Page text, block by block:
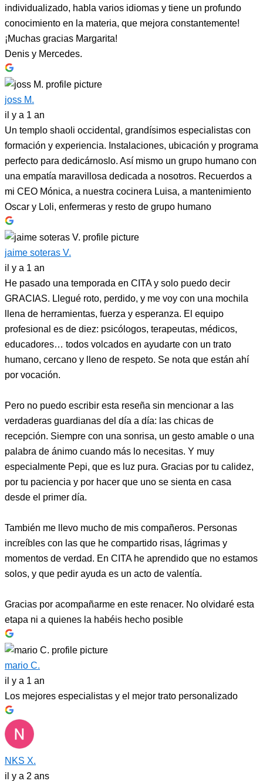
individualizado, habla varios idiomas y tiene un profundo
conocimiento en la materia, que mejora constantemente!
¡Muchas gracias Margarita!
Denis y Mercedes.
joss M.
il y a 1 an
Un templo shaoli occidental, grandísimos especialistas con
formación y experiencia. Instalaciones, ubicación y programa
perfecto para dedicárnoslo. Así mismo un grupo humano con
una empatía maravillosa dedicada a nosotros. Recuerdos a
mi CEO Mónica, a nuestra cocinera Luisa, a mantenimiento
Oscar y Loli, enfermeras y resto de grupo humano
jaime soteras V.
il y a 1 an
He pasado una temporada en CITA y solo puedo decir
GRACIAS. Llegué roto, perdido, y me voy con una mochila
llena de herramientas, fuerza y esperanza. El equipo
profesional es de diez: psicólogos, terapeutas, médicos,
educadores… todos volcados en ayudarte con un trato
humano, cercano y lleno de respeto. Se nota que están ahí
por vocación.
Pero no puedo escribir esta reseña sin mencionar a las
verdaderas guardianas del día a día: las chicas de
recepción. Siempre con una sonrisa, un gesto amable o una
palabra de ánimo cuando más lo necesitas. Y muy
especialmente Pepi, que es luz pura. Gracias por tu calidez,
por tu paciencia y por hacer que uno se sienta en casa
desde el primer día.
También me llevo mucho de mis compañeros. Personas
increíbles con las que he compartido risas, lágrimas y
momentos de verdad. En CITA he aprendido que no estamos
solos, y que pedir ayuda es un acto de valentía.
Gracias por acompañarme en este renacer. No olvidaré esta
etapa ni a quienes la habéis hecho posible
mario C.
il y a 1 an
Los mejores especialistas y el mejor trato personalizado
NKS X.
il y a 2 ans